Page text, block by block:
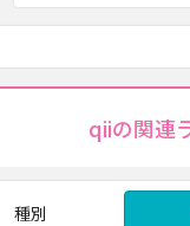
qiiの関連
種別